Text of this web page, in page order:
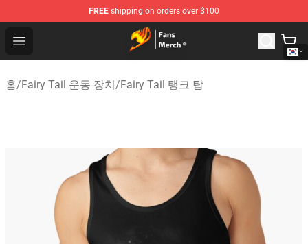
FREE shipping on orders over $100
Open menu
Fairy Tail Store - Official Fairy Tail Merchandise Shop
홈/Fairy Tail 운동 장치/Fairy Tail 탱크 탑